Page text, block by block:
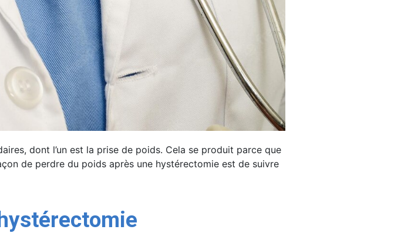
dont l’un est la prise de poids. Cela se produit parce que
de perdre du poids après une hystérectomie est de suivre